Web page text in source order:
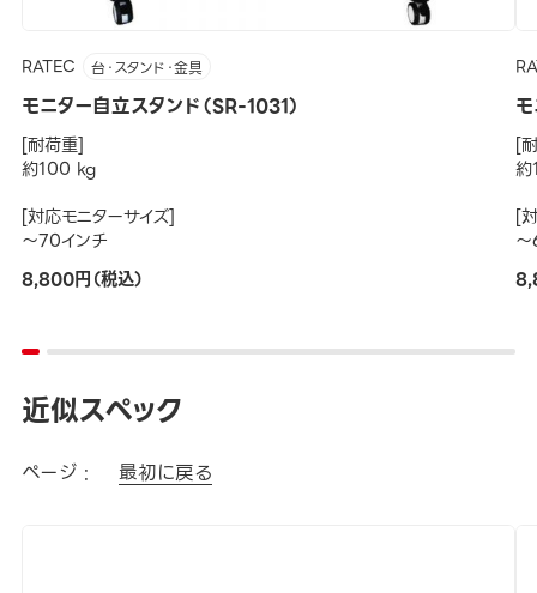
RATEC 台・スタンド・金具
モニター自立スタンド（SR-1031）
[耐荷重]
約100 kg
[対応モニターサイズ]
～70インチ
8,800円（税込）
[
[
近似スペック
ページ : 最初に戻る